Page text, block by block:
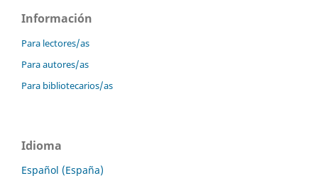
Información
Para lectores/as
Para autores/as
Para bibliotecarios/as
Idioma
Español (España)